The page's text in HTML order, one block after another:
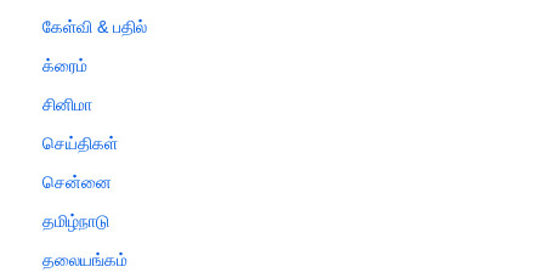
கேள்வி & பதில்
க்ரைம்
சினிமா
செய்திகள்
சென்னை
தமிழ்நாடு
தலையங்கம்